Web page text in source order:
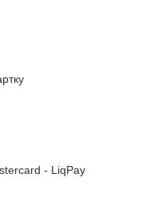
- LiqPay